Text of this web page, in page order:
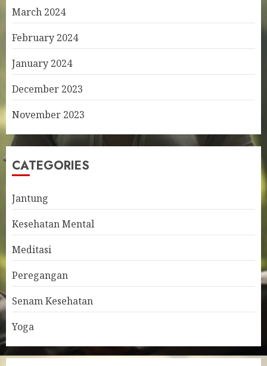
March 2024
February 2024
January 2024
December 2023
November 2023
CATEGORIES
Jantung
Kesehatan Mental
Meditasi
Peregangan
Senam Kesehatan
Yoga